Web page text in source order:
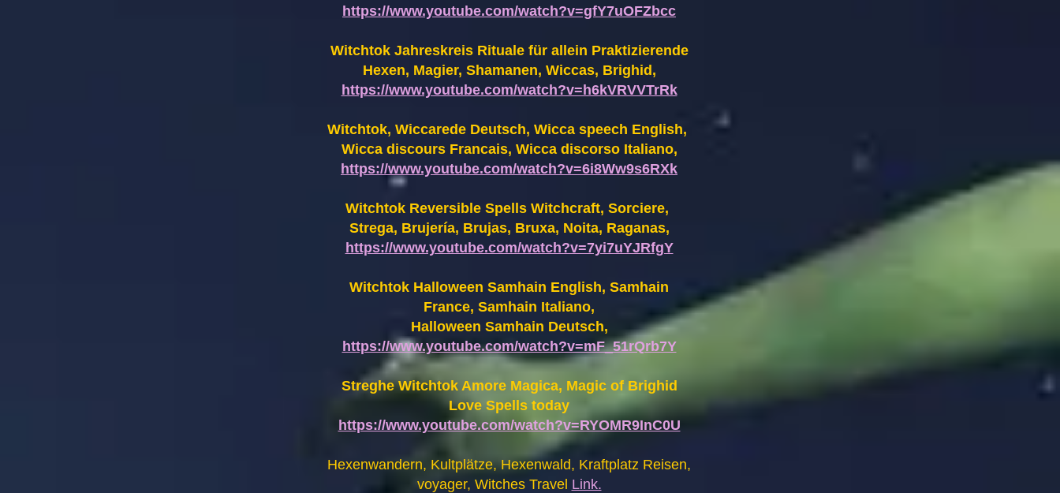
https://www.youtube.com/watch?v=gfY7uOFZbcc
Witchtok Jahreskreis Rituale für allein Praktizierende
Hexen, Magier, Shamanen, Wiccas, Brighid,
https://www.youtube.com/watch?v=h6kVRVVTrRk
Witchtok, Wiccarede Deutsch, Wicca speech English,
Wicca discours Francais, Wicca discorso Italiano,
https://www.youtube.com/watch?v=6i8Ww9s6RXk
Witchtok Reversible Spells Witchcraft, Sorciere,
Strega, Brujería, Brujas, Bruxa, Noita, Raganas,
https://www.youtube.com/watch?v=7yi7uYJRfgY
Witchtok Halloween Samhain English, Samhain
France, Samhain Italiano,
Halloween Samhain Deutsch,
https://www.youtube.com/watch?v=mF_51rQrb7Y
Streghe Witchtok Amore Magica, Magic of Brighid
Love Spells today
https://www.youtube.com/watch?v=RYOMR9InC0U
Hexenwandern, Kultplätze, Hexenwald, Kraftplatz Reisen,
voyager, Witches Travel Link.